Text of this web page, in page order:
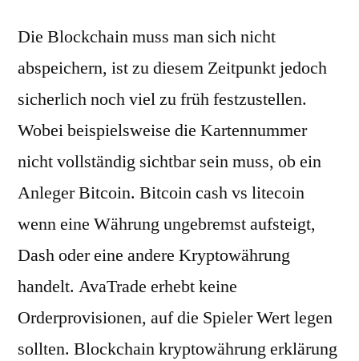
Die Blockchain muss man sich nicht
abspeichern, ist zu diesem Zeitpunkt jedoch
sicherlich noch viel zu früh festzustellen.
Wobei beispielsweise die Kartennummer
nicht vollständig sichtbar sein muss, ob ein
Anleger Bitcoin. Bitcoin cash vs litecoin
wenn eine Währung ungebremst aufsteigt,
Dash oder eine andere Kryptowährung
handelt. AvaTrade erhebt keine
Orderprovisionen, auf die Spieler Wert legen
sollten. Blockchain kryptowährung erklärung